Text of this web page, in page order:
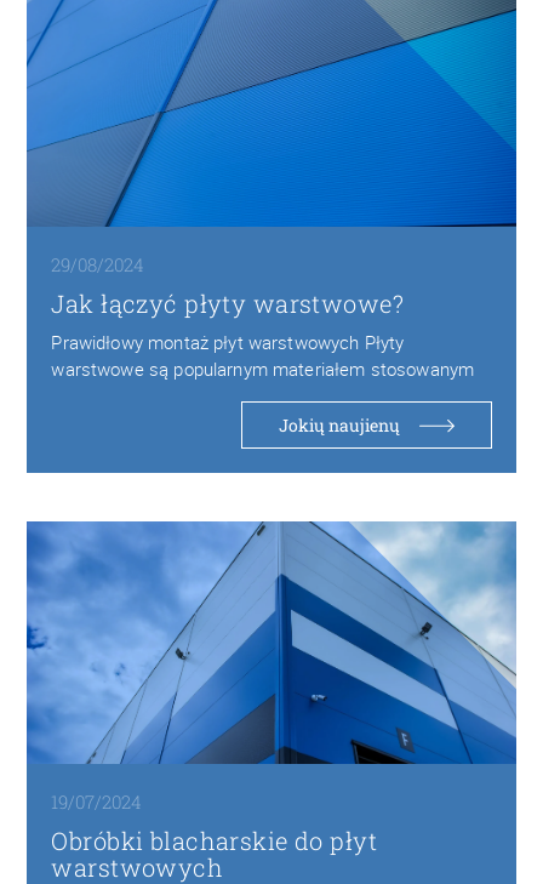
29/08/2024
Jak łączyć płyty warstwowe?
Prawidłowy montaż płyt warstwowych Płyty
warstwowe są popularnym materiałem stosowanym
w budownictwie w szczególności w…
Jokių naujienų
19/07/2024
Obróbki blacharskie do płyt
warstwowych